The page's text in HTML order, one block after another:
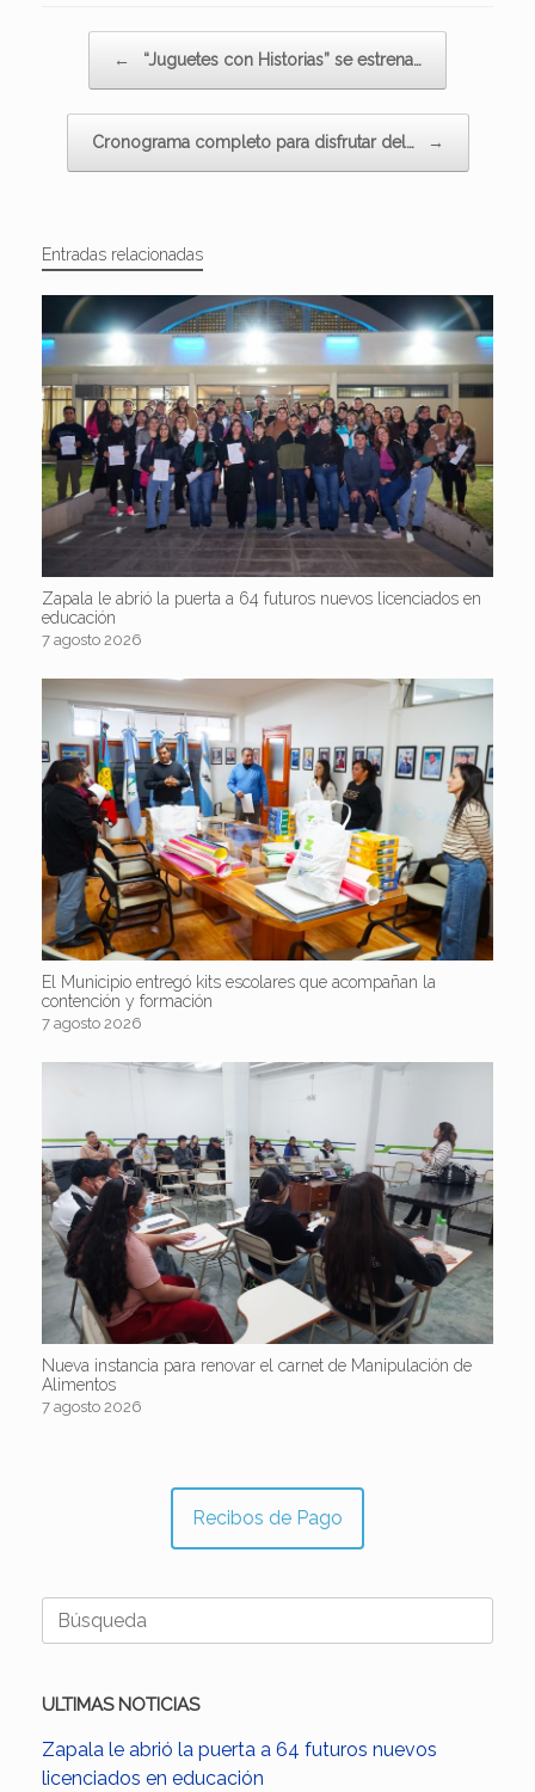
← “Juguetes con Historias” se estrena…
Cronograma completo para disfrutar del… →
Entradas relacionadas
Zapala le abrió la puerta a 64 futuros nuevos licenciados en
educación
7 agosto 2026
El Municipio entregó kits escolares que acompañan la
contención y formación
7 agosto 2026
Nueva instancia para renovar el carnet de Manipulación de
Alimentos
7 agosto 2026
Recibos de Pago
Buscar:
ULTIMAS NOTICIAS
Zapala le abrió la puerta a 64 futuros nuevos
licenciados en educación